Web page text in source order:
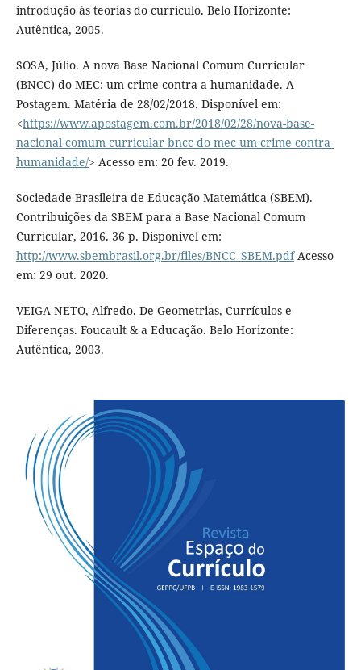
introdução às teorias do currículo. Belo Horizonte:
Autêntica, 2005.
SOSA, Júlio. A nova Base Nacional Comum Curricular
(BNCC) do MEC: um crime contra a humanidade. A
Postagem. Matéria de 28/02/2018. Disponível em:
<https://www.apostagem.com.br/2018/02/28/nova-base-
nacional-comum-curricular-bncc-do-mec-um-crime-contra-
humanidade/> Acesso em: 20 fev. 2019.
Sociedade Brasileira de Educação Matemática (SBEM).
Contribuições da SBEM para a Base Nacional Comum
Curricular, 2016. 36 p. Disponível em:
http://www.sbembrasil.org.br/files/BNCC_SBEM.pdfAcesso
em: 29 out. 2020.
VEIGA-NETO, Alfredo. De Geometrias, Currículos e
Diferenças. Foucault & a Educação. Belo Horizonte:
Autêntica, 2003.